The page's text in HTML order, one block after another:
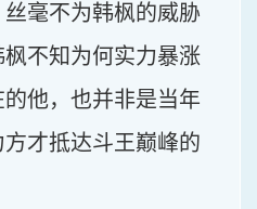
毫不为韩枫的威胁
不知为何实力暴涨
他，也并非是当年
才抵达斗王巅峰的